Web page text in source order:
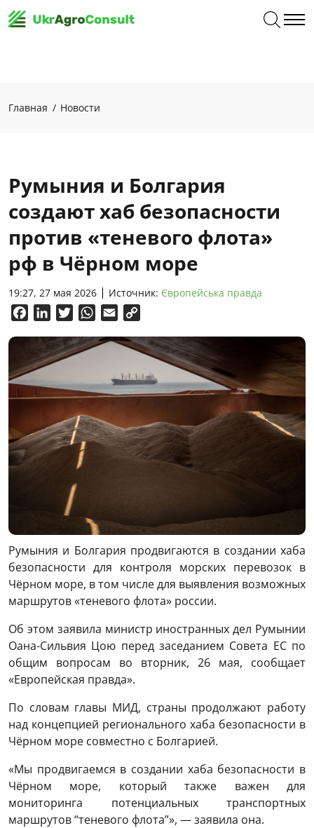
Главная Новости
Румыния и Болгария
создают хаб безопасности
против «теневого флота»
рф в Чёрном море
19:27, 27 мая 2026 Источник: Європейська правда
FacebookLinkedInTwitterWhatsApp
Email
Румыния и Болгария продвигаются в создании хаба
безопасности для контроля морских перевозок в
Чёрном море, в том числе для выявления возможных
маршрутов «теневого флота» россии.
Об этом заявила министр иностранных дел Румынии
Оана-Сильвия Цою перед заседанием Совета ЕС по
общим вопросам во вторник, 26 мая, сообщает
«Европейская правда».
По словам главы МИД, страны продолжают работу
над концепцией регионального хаба безопасности в
Чёрном море совместно с Болгарией.
«Мы продвигаемся в создании хаба безопасности в
Чёрном море, который также важен для
мониторинга потенциальных транспортных
маршрутов “теневого флота”», — заявила она.